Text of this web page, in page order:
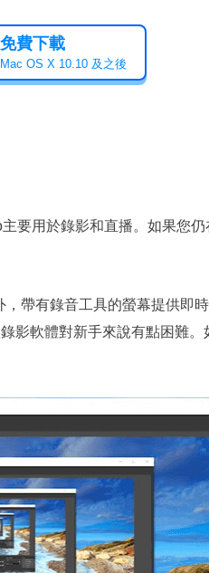
免費下載
Mac OS X 10.10 及之後
要用於錄影和直播。如果您仍
帶有錄音工具的螢幕提供即
影軟體對新手來說有點困難